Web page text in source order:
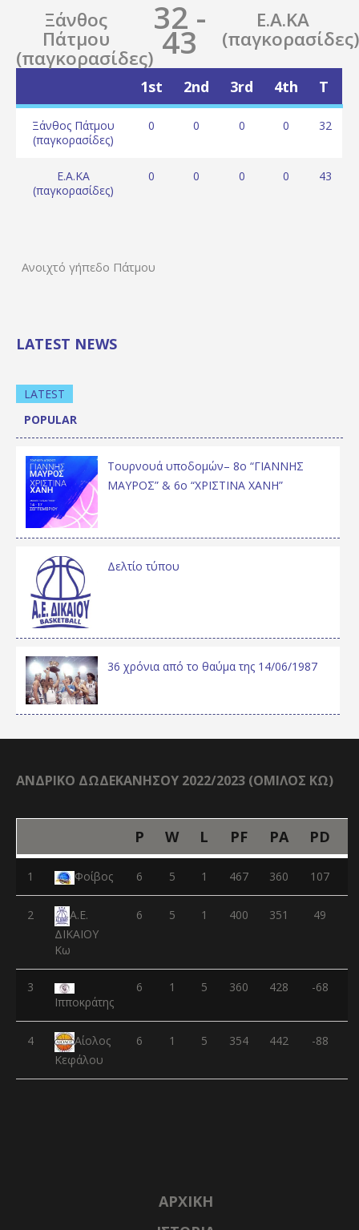
Ξάνθος
Πάτμου
(παγκορασίδες)
32 -
43
Ε.Α.ΚΑ
1st 2nd 3rd 4th T
Ξάνθος Πάτμου
(παγκορασίδες)
0 0 0 0 32
Ε.Α.ΚΑ
(παγκορασίδες)
0 0 0 0 43
Ανοιχτό γήπεδο Πάτμου
LATEST NEWS
LATEST
POPULAR
Τουρνουά υποδομών– 8ο “ΓΙΑΝΝΗΣ
ΜΑΥΡΟΣ” & 6ο “ΧΡΙΣΤΙΝΑ ΧΑΝΗ”
Δελτίο τύπου
36 χρόνια από το θαύμα της 14/06/1987
ΑΝΔΡΙΚΟ ΔΩΔΕΚΑΝΗΣΟΥ 2022/2023 (ΟΜΙΛΟΣ ΚΩ)
P W L PF PA PD
1 Φοίβος 6 5 1 467 360 107
2
Α.Ε.
ΔΙΚΑΙΟΥ
Κω
6 5 1 400 351 49
3
Ιπποκράτης
6 1 5 360 428 -68
4
Αίολος
Κεφάλου
6 1 5 354 442 -88
ΑΡΧΙΚΉ